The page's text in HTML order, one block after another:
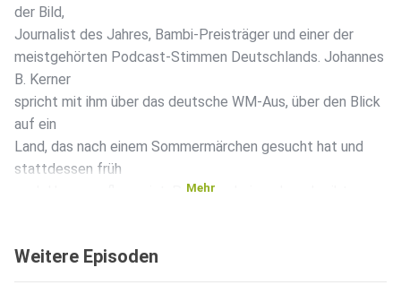
der Bild,
Journalist des Jahres, Bambi-Preisträger und einer der
meistgehörten Podcast-Stimmen Deutschlands. Johannes
B. Kerner
spricht mit ihm über das deutsche WM-Aus, über den Blick
auf ein
Land, das nach einem Sommermärchen gesucht hat und
stattdessen früh
nach Hause geflogen ist. Paul Ronzheimer beschreibt
der
Mehr
Weitere Episoden